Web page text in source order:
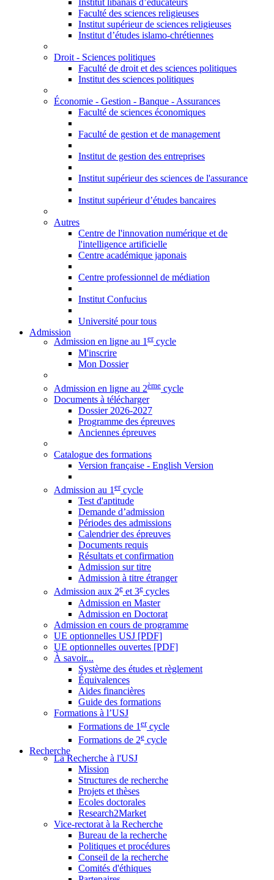
Faculté des sciences religieuses
Institut supérieur de sciences religieuses
Institut d’études islamo-chrétiennes
Droit - Sciences politiques
Faculté de droit et des sciences politiques
Institut des sciences politiques
Économie - Gestion - Banque - Assurances
Faculté de sciences économiques
Faculté de gestion et de management
Institut de gestion des entreprises
Institut supérieur des sciences de l'assurance
Institut supérieur d’études bancaires
Autres
Centre de l'innovation numérique et de
l'intelligence artificielle
Centre académique japonais
Centre professionnel de médiation
Institut Confucius
Université pour tous
Admission
Admission en ligne au 1ercycle
M'inscrire
Mon Dossier
Admission en ligne au 2ème cycle
Documents à télécharger
Dossier 2026-2027
Programme des épreuves
Anciennes épreuves
Catalogue des formations
Version française - English Version
Admission au 1 ercycle
Test d'aptitude
Demande d’admission
Périodes des admissions
Calendrier des épreuves
Documents requis
Résultats et confirmation
Admission sur titre
Admission à titre étranger
Admission aux 2e et 3e cycles
Admission en Master
Admission en Doctorat
Admission en cours de programme
UE optionnelles USJ [PDF]
UE optionnelles ouvertes [PDF]
À savoir...
Système des études et règlement
Équivalences
Aides financières
Guide des formations
Formations à l’USJ
Formations de 1 ercycle
Formations de 2e cycle
Recherche
La Recherche à l'USJ
Mission
Structures de recherche
Projets et thèses
Ecoles doctorales
Research2Market
Vice-rectorat à la Recherche
Bureau de la recherche
Politiques et procédures
Conseil de la recherche
Comités d'éthiques